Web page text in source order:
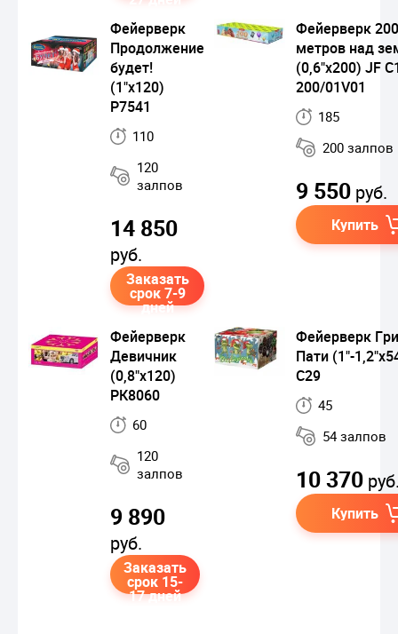
Фейерверк
Продолжение
будет!
(1"х120)
Р7541
110
120
залпов
14 850
руб.
Заказать
срок 7-9
дней
Фейерверк 200
метров над
(0,6"х200) JF
200/01V01
185
200 залпов
9 550 руб.
Купить
Фейерверк
Девичник
(0,8"х120)
РК8060
60
120
залпов
9 890
руб.
Заказать
срок 15-
17 дней
Фейерверк
Пати (1"-
C29
45
54 залпов
10 370
Купить